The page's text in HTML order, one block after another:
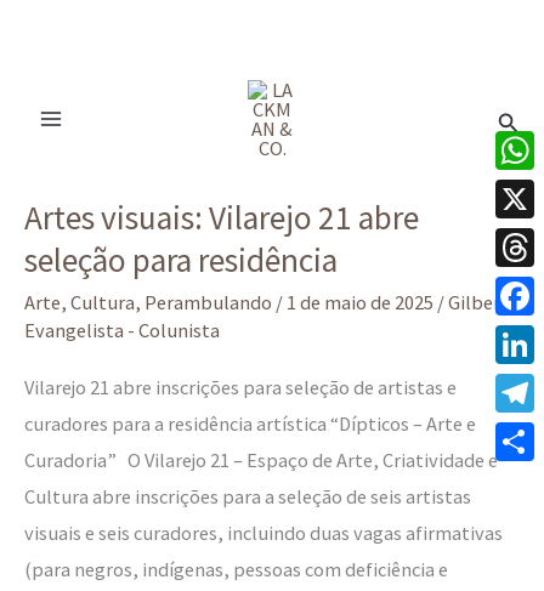
Artes visuais: Vilarejo 21 abre
seleção para residência
Arte, Cultura, Perambulando / 1 de maio de 2025 /Gilberto
Evangelista - Colunista
Vilarejo 21 abre inscrições para seleção de artistas e
curadores para a residência artística “Dípticos – Arte e
Curadoria” O Vilarejo 21 – Espaço de Arte, Criatividade e
Cultura abre inscrições para a seleção de seis artistas
visuais e seis curadores, incluindo duas vagas afirmativas
(para negros, indígenas, pessoas com deficiência e
visuais:
Vilarejo
21
abre
para
residência
X